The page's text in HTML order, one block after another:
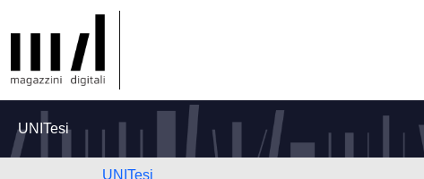
UNITesi
UNITesi